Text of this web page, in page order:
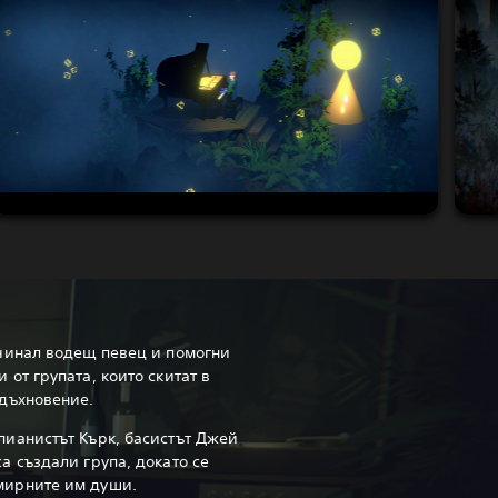
водещ певец и помогни
групата, които скитат в
Кърк, басистът Джей
създали група, докато се
им души.